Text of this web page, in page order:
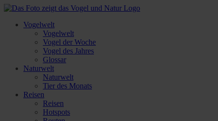
Vogelwelt
Vogelwelt
Vogel der Woche
Vogel des Jahres
Glossar
Naturwelt
Naturwelt
Tier des Monats
Reisen
Reisen
Hotspots